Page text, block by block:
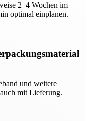
2–4 Wochen im
optimal einplanen.
und weitere
mit Lieferung.